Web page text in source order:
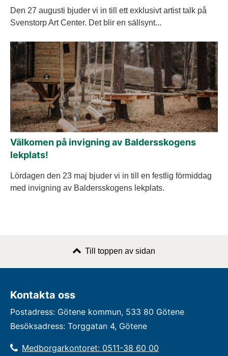
Den 27 augusti bjuder vi in till ett exklusivt artist talk på
Svenstorp Art Center. Det blir en sällsynt...
Välkomen på invigning av Baldersskogens
lekplats!
Lördagen den 23 maj bjuder vi in till en festlig förmiddag
med invigning av Baldersskogens lekplats.
Till toppen av sidan
Kontakta oss
Postadress: Götene kommun, 533 80 Götene
Besöksadress: Torggatan 4, Götene
Medborgarkontoret: 0511-38 60 00